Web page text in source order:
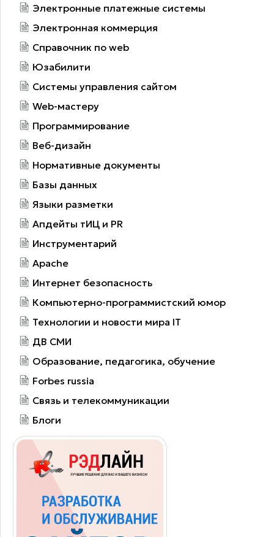
Электронные платежные системы
Электронная коммерция
Справочник по web
Юзабилити
Системы управления сайтом
Web-мастеру
Программирование
Веб-дизайн
Нормативные документы
Базы данных
Языки разметки
Апдейты тИЦ и PR
Инструментарий
Apache
Интернет безопасность
Компьютерно-программистский юмор
Технологии и новости мира IT
ДВ СМИ
Образование, педагогика, обучение
Forbes russia
Связь и телекоммуникации
Блоги